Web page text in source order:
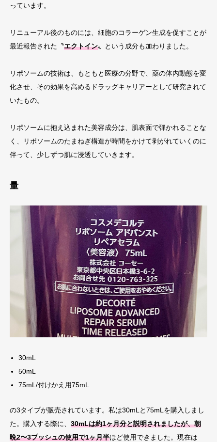
っています。
リニューアル後のものには、細胞のコラーゲン生成を促すことが
最近報告された〝エクトイン〟という成分も加わりました。
リポソームの技術は、もともと医療の分野で、薬の体内動態を変
化させ、その効果を高めるドラッグキャリアーとして研究されて
いたもの。
リポソームに抱え込まれた美容成分は、肌表面で弾かれることな
く、リポソームのたまねぎ構造が時間をかけて剥がれていくのに
伴って、少しずつ肌に浸透していきます。
量
30mL
50mL
75mL/付けかえ用75mL
の3タイプが販売されています。私は30mLと75mLを購入しまし
た。購入する際に、 30mLは約1ヶ月分と説明されましたが、朝
晩2〜3プッシュの使用で1ヶ月半ほど使用できました。現在は